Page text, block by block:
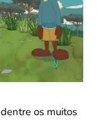
os muitos